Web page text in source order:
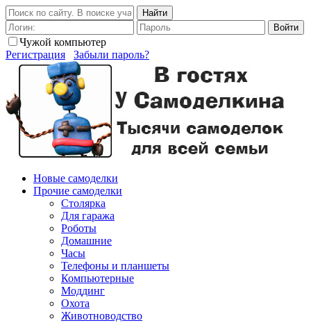
Найти
Войти
Чужой компьютер
Регистрация
Забыли пароль?
Новые самоделки
Прочие самоделки
Столярка
Для гаража
Роботы
Домашние
Часы
Телефоны и планшеты
Компьютерные
Моддинг
Охота
Животноводство